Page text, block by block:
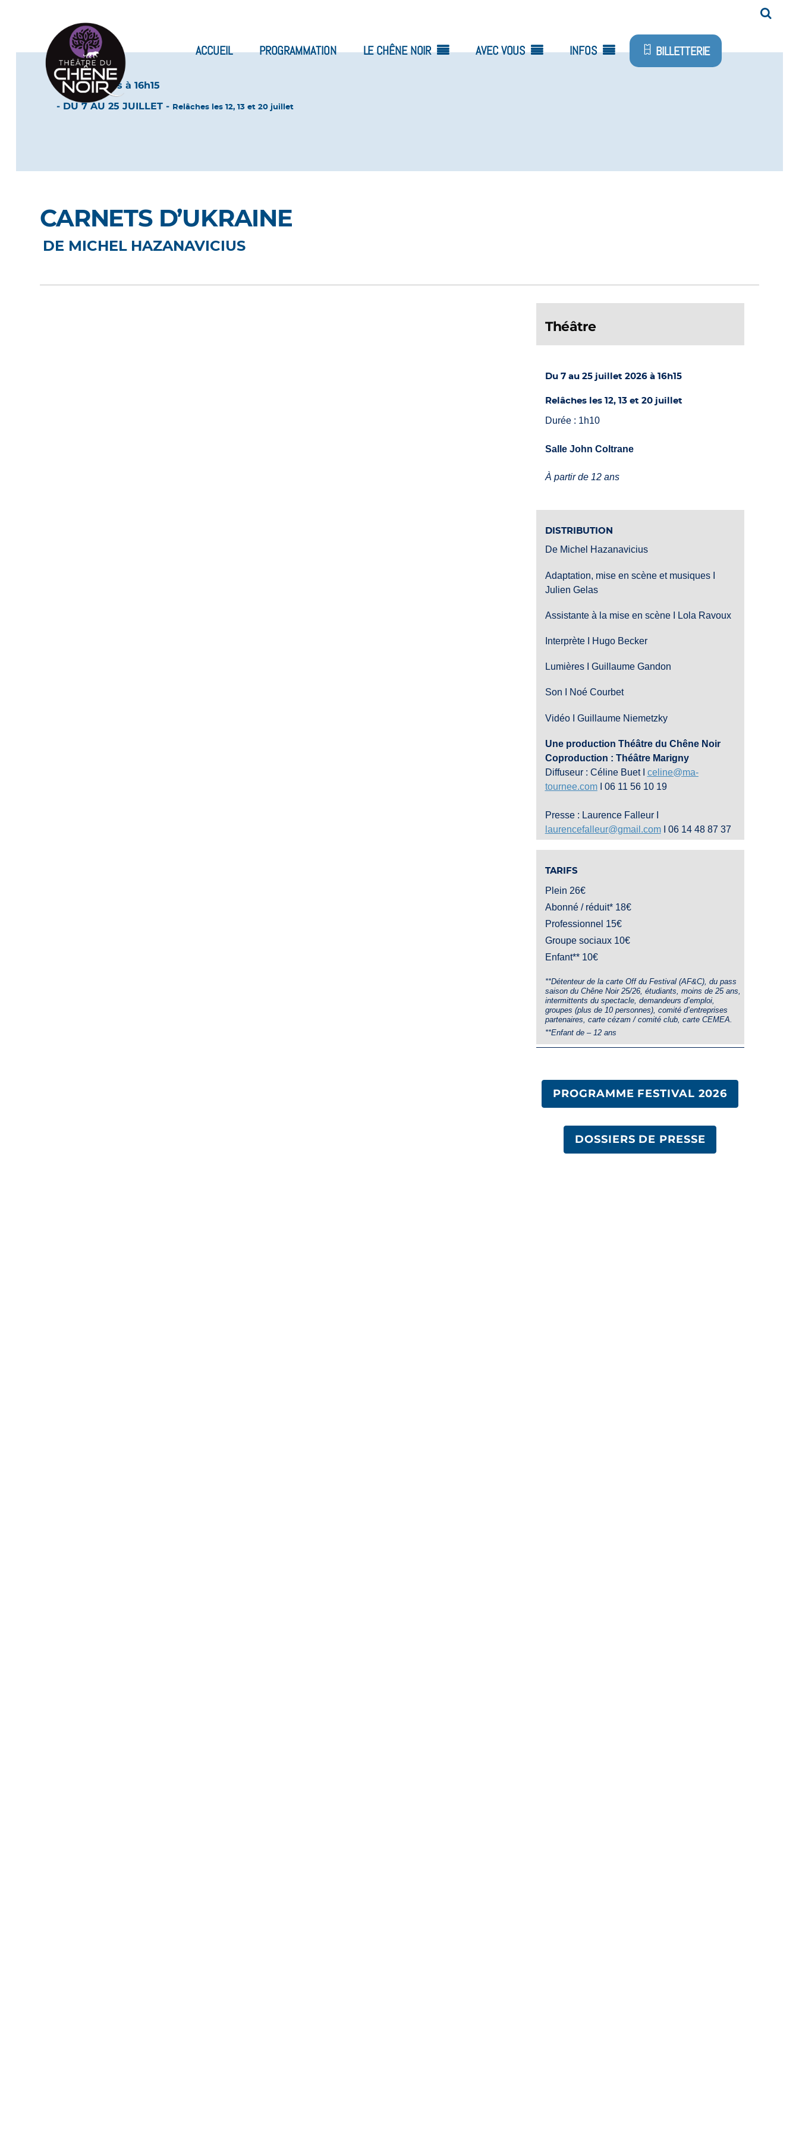
ACCUEIL PROGRAMMATION LE CHÊNE NOIR AVEC VOUS INFOS BILLETTERIE
Tous les jours à 16h15
- DU 7 AU 25 JUILLET -
Relâches les 12, 13 et 20 juillet
CARNETS D’UKRAINE
DE MICHEL HAZANAVICIUS
Théâtre
Du 7 au 25 juillet 2026 à 16h15
Relâches les 12, 13 et 20 juillet
Durée : 1h10
Salle John Coltrane
À partir de 12 ans
DISTRIBUTION
De Michel Hazanavicius
Adaptation, mise en scène et musiques I
Julien Gelas
Assistante à la mise en scène I Lola Ravoux
Interprète I Hugo Becker
Lumières I Guillaume Gandon
Son I Noé Courbet
Vidéo I Guillaume Niemetzky
Une production Théâtre du Chêne Noir
Coproduction : Théâtre Marigny
Diffuseur : Céline Buet I celine@ma-
tournee.comI 06 11 56 10 19
Presse : Laurence Falleur I
laurencefalleur@gmail.comI 06 14 48 87 37
TARIFS
Plein 26€
Abonné / réduit* 18€
Professionnel 15€
Groupe sociaux 10€
Enfant** 10€
**Détenteur de la carte Off du Festival (AF&C), du pass
saison du Chêne Noir 25/26, étudiants, moins de 25 ans,
intermittents du spectacle, demandeurs d’emploi,
groupes (plus de 10 personnes), comité d’entreprises
partenaires, carte cézam / comité club, carte CEMEA.
**Enfant de – 12 ans
PROGRAMME FESTIVAL 2026
DOSSIERS DE PRESSE